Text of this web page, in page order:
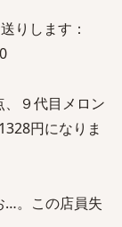
りします：
９代目メロン
円になりま
…。この店員失